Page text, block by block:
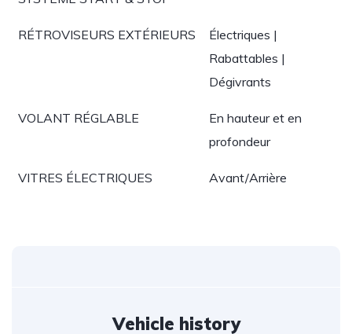
RÉTROVISEURS EXTÉRIEURS
Électriques |
Rabattables |
Dégivrants
VOLANT RÉGLABLE
En hauteur et en
profondeur
VITRES ÉLECTRIQUES Avant/Arrière
Vehicle history